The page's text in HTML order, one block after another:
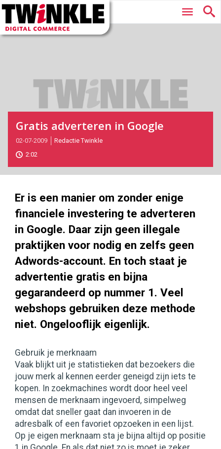
Twinkle
Digital
Commerce
Hoofdmenu
Gratis adverteren in Google
2009-
07-
02T00:00:00
2017-
170 130
02-07-2009
Redactie Twinkle
2:02
Er is een manier om zonder enige
financiele investering te adverteren
in Google. Daar zijn geen illegale
praktijken voor nodig en zelfs geen
Adwords-account. En toch staat je
advertentie gratis en bijna
gegarandeerd op nummer 1. Veel
webshops gebruiken deze methode
niet. Ongelooflijk eigenlijk.
Gebruik je merknaam
Vaak blijkt uit je statistieken dat bezoekers die
jouw merk al kennen eerder geneigd zijn iets te
kopen. In zoekmachines wordt door heel veel
mensen de merknaam ingevoerd, simpelweg
omdat dat sneller gaat dan invoeren in de
adresbalk of een favoriet opzoeken in een lijst.
Op je eigen merknaam sta je bijna altijd op positie